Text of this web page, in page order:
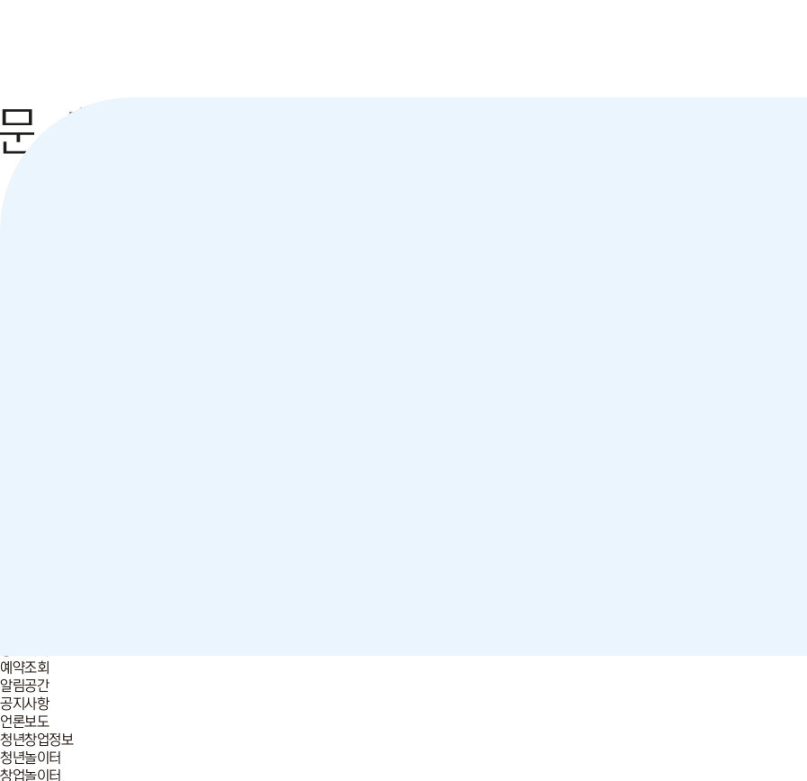
예약조회
알림공간
공지사항
언론보도
청년창업정보
청년놀이터
창업놀이터